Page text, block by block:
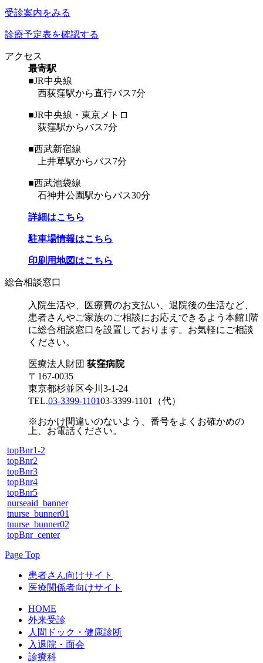
受診案内をみる
診療予定表を確認する
アクセス
最寄駅
■JR中央線
西荻窪駅から直行バス7分
■JR中央線・東京メトロ
荻窪駅からバス7分
■西武新宿線
上井草駅からバス7分
■西武池袋線
石神井公園駅からバス30分
詳細はこちら
駐車場情報はこちら
印刷用地図はこちら
総合相談窓口
入院生活や、医療費のお支払い、退院後の生活など、
患者さんやご家族のご相談にお応えできるよう本館1階
に総合相談窓口を設置しております。お気軽にご相談
ください。
医療法人財団 荻窪病院
〒167-0035
東京都杉並区今川3-1-24
TEL.03-3399-110103-3399-1101 （代）
※おかけ間違いのないよう、番号をよくお確かめの
上、お電話ください。
topBnr1-2
topBnr2
topBnr3
topBnr4
topBnr5
nurseaid_banner
tnurse_bunner01
tnurse_bunner02
topBnr_center
Page Top
患者さん向けサイト
医療関係者向けサイト
HOME
外来受診
人間ドック・健康診断
入退院・面会
診療科